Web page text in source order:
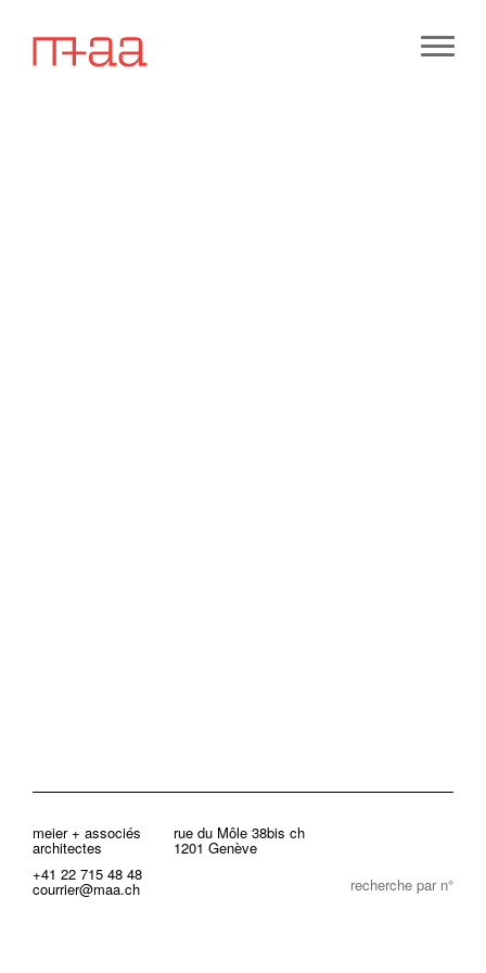
meier + associés
architectes
rue du Môle 38bis ch
1201 Genève
+41 22 715 48 48
courrier@maa.ch recherche par n°